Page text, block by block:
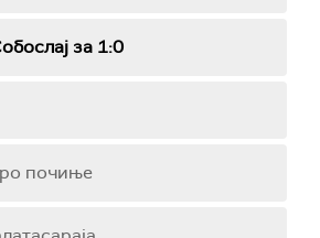
за 1:0
почиње